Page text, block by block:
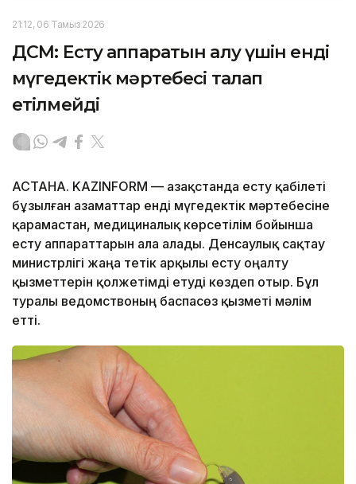
21:12, 06 Тамыз 2026
ДСМ: Есту аппаратын алу үшін енді
мүгедектік мәртебесі талап
етілмейді
АСТАНА. KAZINFORM — Қазақстанда есту қабілеті
бұзылған азаматтар енді мүгедектік мәртебесіне
қарамастан, медициналық көрсетілім бойынша
есту аппараттарын ала алады. Денсаулық сақтау
министрлігі жаңа тетік арқылы есту оңалту
қызметтерін қолжетімді етуді көздеп отыр. Бұл
туралы ведомствоның баспасөз қызметі мәлім
етті.